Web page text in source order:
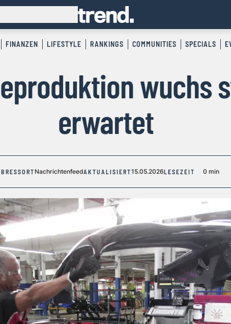
FINANZEN LIFESTYLE RANKINGS COMMUNITIES SPECIALS
wuchs
erwartet
NachrichtenfeedAKTUALISIERT15.05.2026LESEZEIT 0 min